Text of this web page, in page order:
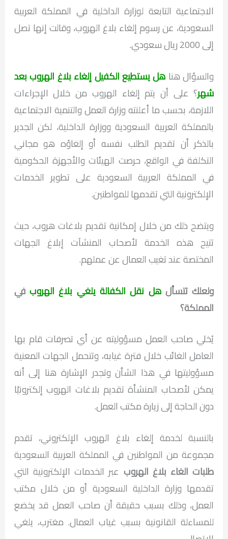
الاجتماعية التابعة لوزارة الداخلية في المملكة العربية
السعودية، عن رسوم إلغاء بلاغ الهروب، وقالت إنها تصل
إلى 2000 ريال سعودي.
والسؤال هنا هل يستطيع الكفيل إلغاء بلاغ الهروب بعد
شهر؟ على أن يتم إلغاء الهروب من خلال الإجراءات
اللازمة، بحسب ما أعلنته وزارة العمل والتنمية الاجتماعية
بالمملكة العربية السعودية ووزارة الداخلية، لكن الجدير
بالذكر أن تقديم الطلب نفسه أو إلغاؤه هو مجاني
التكلفة في الواقع، حرصت الهيئات والأجهزة الحكومية
في المملكة العربية السعودية على تطوير الخدمات
الإلكترونية التي تقدمها للمواطنين.
ويتضح ذلك من خلال إمكانية تقديم بلاغات هروب، حيث
تتيح هذه الخدمة لأصحاب المنشآت إبلاغ الجهات
المختصة عند تغيب العمال عن عملهم.
ولعلك تتسألهل نقل الكفالة يلغي بلاغ الهروبفي
المملكة؟
يُخلي صاحب العمل مسؤوليته عن أي تصرفات قام بها
العامل الغائب خلال فترة غيابه، وتتحمل الجهات المعنية
مسؤوليتها في هذا الشأن وتجدر الإشارة هنا إلى أنه
يمكن لأصحاب المنشأة تقديم بلاغات الهروب إلكترونيًا
دون الحاجة إلى زيارة مكتب العمل.
بالنسبة لخدمة إلغاء بلاغ الهروب الإلكتروني، تقدم
مجموعة من المواطنين في المملكة العربية السعودية
طلبات الغاء بلاغ الهروب عبر الخدمات الإلكترونية التي
تقدمها وزارة الداخلية السعودية أو من خلال مكتب
العمل، وذلك بسبب حقيقة أن صاحب العمل قد يخضع
للمساءلة القانونية بسبب غياب العمال. مغترب، يلغي